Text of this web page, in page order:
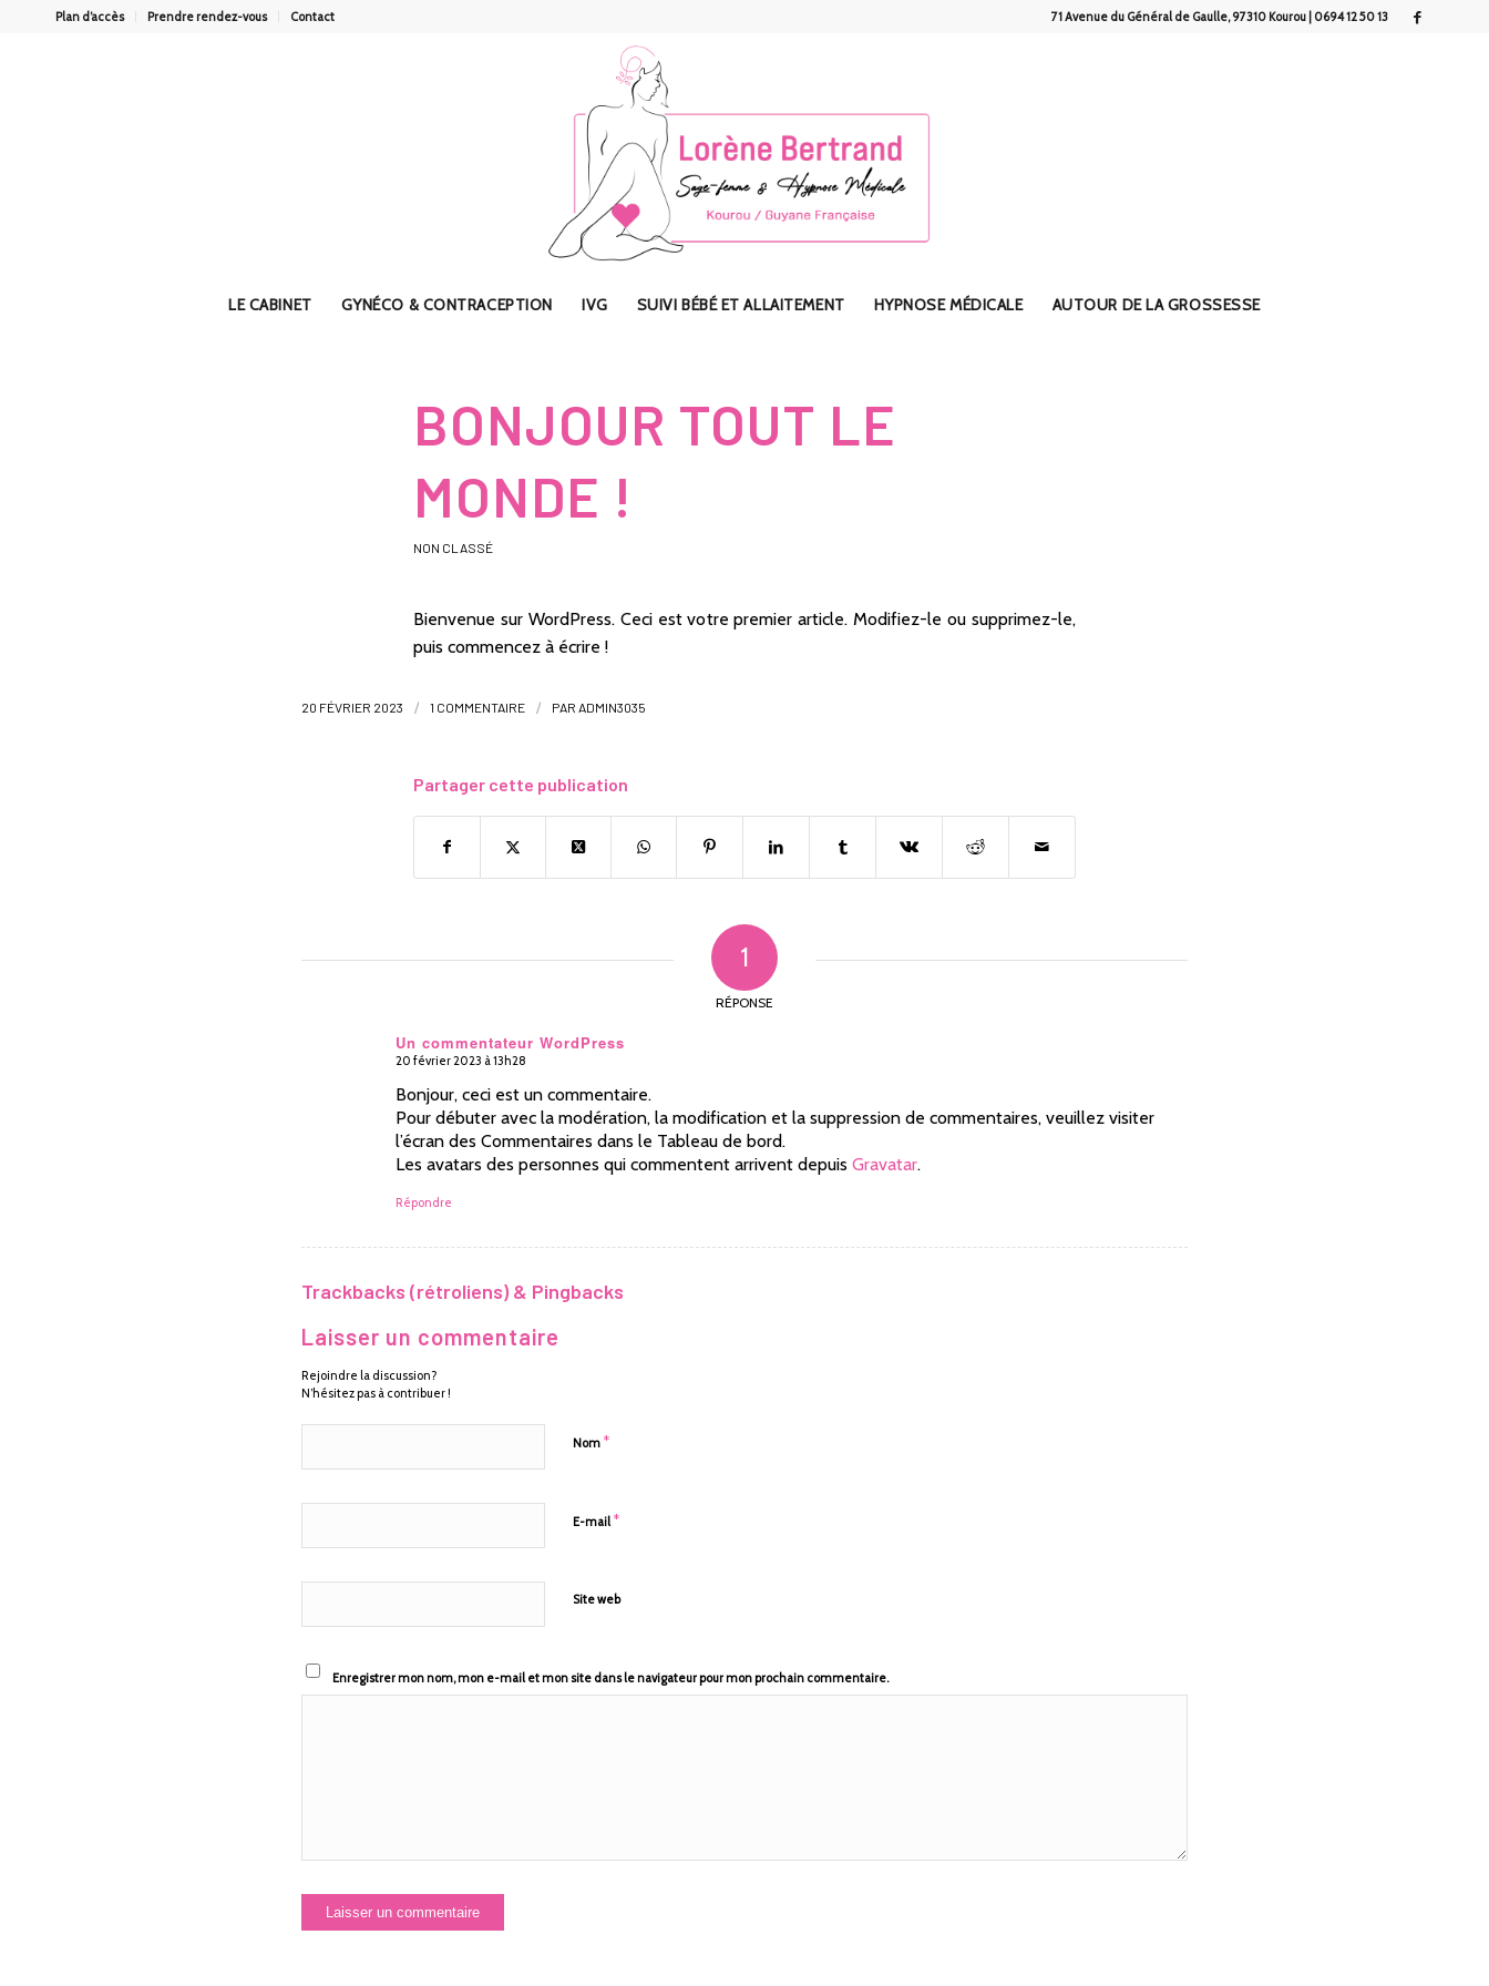
Plan d’accès Prendre rendez-vous Contact 71 Avenue du Général de Gaulle, 97310 Kourou | 0694 12 50 13
LE CABINET GYNÉCO & CONTRACEPTION IVG SUIVI BÉBÉ ET ALLAITEMENT HYPNOSE MÉDICALE AUTOUR DE LA GROSSESSE
BONJOUR TOUT LE
MONDE !
NON CLASSÉ
Bienvenue sur WordPress. Ceci est votre premier article. Modifiez-le ou supprimez-le,
puis commencez à écrire !
20 FÉVRIER 2023 / 1 COMMENTAIRE / PAR ADMIN3035
Partager cette publication
1
RÉPONSE
Un commentateur WordPress
dit
20 février 2023 à 13h28
Bonjour, ceci est un commentaire.
Pour débuter avec la modération, la modification et la suppression de commentaires, veuillez visiter
l’écran des Commentaires dans le Tableau de bord.
Les avatars des personnes qui commentent arrivent depuis Gravatar.
Répondre
Trackbacks (rétroliens) & Pingbacks
Laisser un commentaire
Rejoindre la discussion?
N’hésitez pas à contribuer !
Nom *
E-mail*
Site web
Enregistrer mon nom, mon e-mail et mon site dans le navigateur pour mon prochain commentaire.